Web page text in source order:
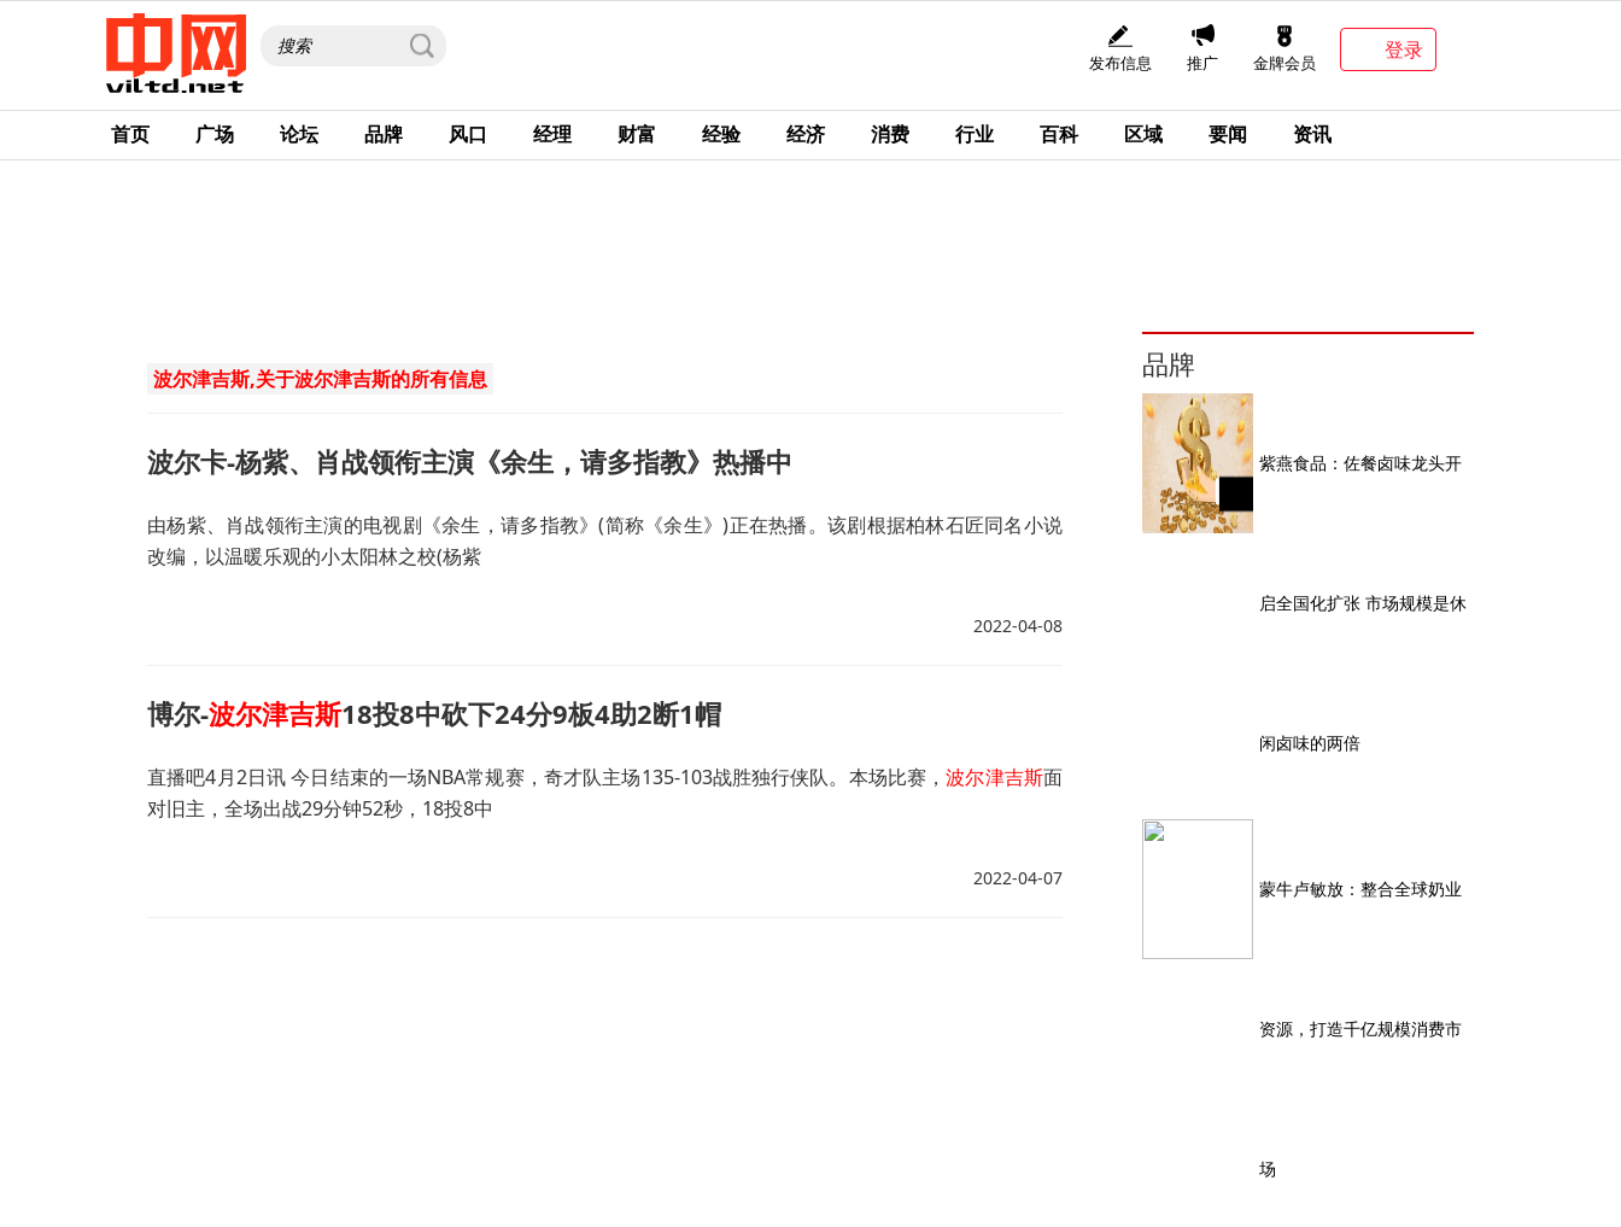
发布信息 推广 金牌会员
登录
首页 广场 论坛 品牌 风口 经理 财富 经验 经济 消费 行业 百科 区域 要闻 资讯
波尔津吉斯,关于波尔津吉斯的所有信息
波尔卡-杨紫、肖战领衔主演《余生，请多指教》热播中
由杨紫、肖战领衔主演的电视剧《余生，请多指教》(简称《余生》)正在热播。该剧根据柏林石匠同名小说
改编，以温暖乐观的小太阳林之校(杨紫
2022-04-08
博尔-波尔津吉斯18投8中砍下24分9板4助2断1帽
直播吧4月2日讯 今日结束的一场NBA常规赛，奇才队主场135-103战胜独行侠队。本场比赛，波尔津吉斯面
对旧主，全场出战29分钟52秒，18投8中
2022-04-07
品牌
紫燕食品：佐餐卤味龙头开
启全国化扩张 市场规模是休
闲卤味的两倍
蒙牛卢敏放：整合全球奶业
资源，打造千亿规模消费市
场